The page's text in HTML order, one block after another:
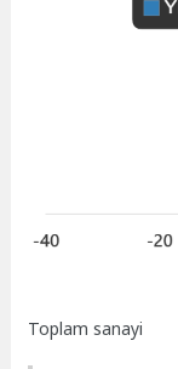
Toplam sanayi